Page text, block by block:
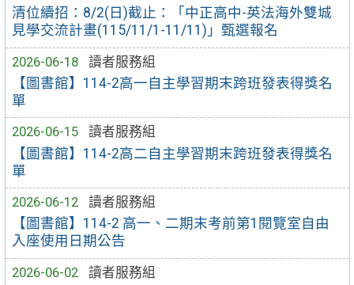
清位續招：8/2(日)截止：「中正高中-英法海外雙城
見學交流計畫(115/11/1-11/11)」甄選報名
2026-06-18
讀者服務組
【圖書館】114-2高一自主學習期末跨班發表得獎名
單
2026-06-15
讀者服務組
【圖書館】114-2高二自主學習期末跨班發表得獎名
單
2026-06-12
讀者服務組
【圖書館】114-2 高一、二期末考前第1閱覽室自由
入座使用日期公告
2026-06-02
讀者服務組